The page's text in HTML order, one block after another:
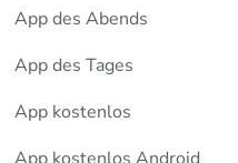
App des Abends
App des Tages
App kostenlos